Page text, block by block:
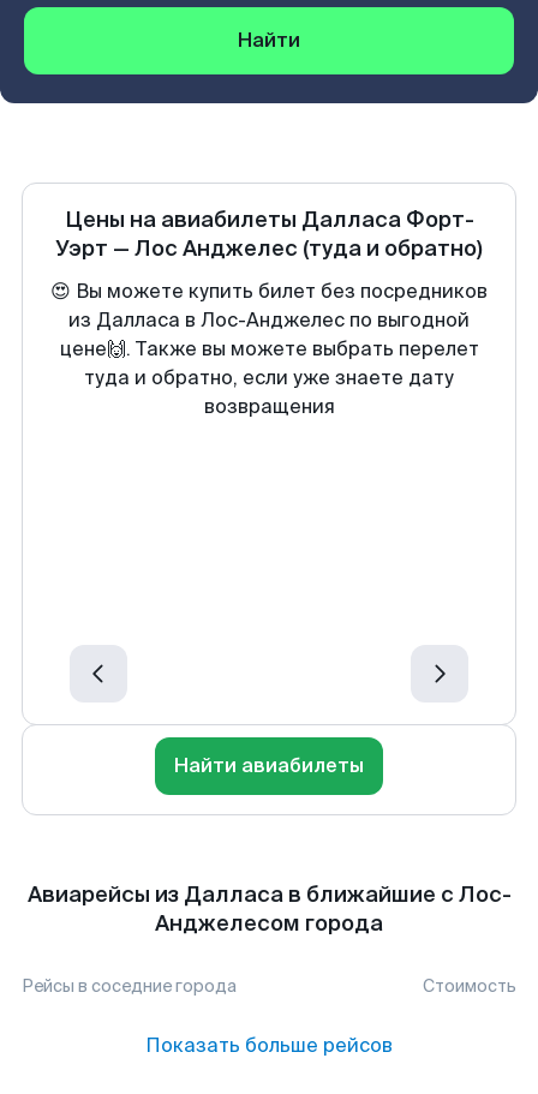
Найти
Цены на авиабилеты Далласа Форт-
Уэрт — Лос Анджелес (туда и обратно)
😍 Вы можете купить билет без посредников
из Далласа в Лос-Анджелес по выгодной
цене🙌. Также вы можете выбрать перелет
туда и обратно, если уже знаете дату
возвращения
Найти авиабилеты
Авиарейсы из Далласа в ближайшие с Лос-
Анджелесом города
Рейсы в соседние города Стоимость
Показать больше рейсов